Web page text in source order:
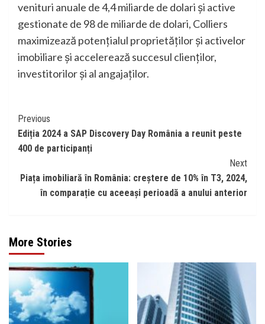
venituri anuale de 4,4 miliarde de dolari și active
gestionate de 98 de miliarde de dolari, Colliers
maximizează potențialul proprietăților și activelor
imobiliare și accelerează succesul clienților,
investitorilor și al angajaților.
Continue
Reading
Previous
Ediția 2024 a SAP Discovery Day România a reunit peste
400 de participanți
Next
Piața imobiliară în România: creștere de 10% în T3, 2024,
în comparație cu aceeași perioadă a anului anterior
More Stories